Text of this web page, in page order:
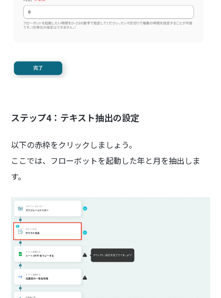
ステップ4：テキスト抽出の設定
以下の赤枠をクリックしましょう。
ここでは、フローボットを起動した年と月を抽出しま
す。